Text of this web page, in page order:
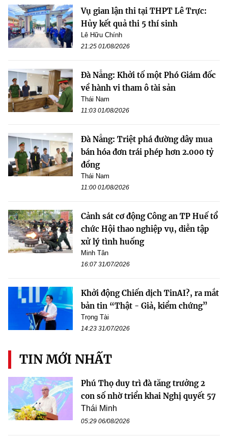
Vụ gian lận thi tại THPT Lê Trực:
Hủy kết quả thi 5 thí sinh
Lê Hữu Chính
21:25 01/08/2026
Đà Nẵng: Khởi tố một Phó Giám đốc
về hành vi tham ô tài sản
Thái Nam
11:03 01/08/2026
Đà Nẵng: Triệt phá đường dây mua
bán hóa đơn trái phép hơn 2.000 tỷ
đồng
Thái Nam
11:00 01/08/2026
Cảnh sát cơ động Công an TP Huế tổ
chức Hội thao nghiệp vụ, diễn tập
xử lý tình huống
Minh Tân
16:07 31/07/2026
Khởi động Chiến dịch TinAI?, ra mắt
bản tin “Thật - Giả, kiểm chứng”
Trọng Tài
14:23 31/07/2026
TIN MỚI NHẤT
Phú Thọ duy trì đà tăng trưởng 2
con số nhờ triển khai Nghị quyết 57
Thái Minh
05:29 06/08/2026